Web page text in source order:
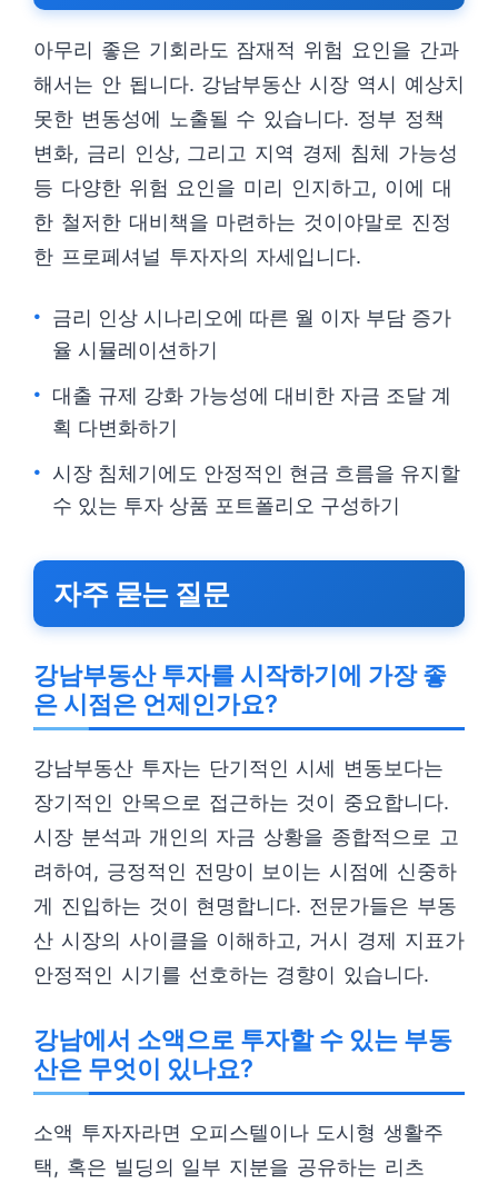
아무리 좋은 기회라도 잠재적 위험 요인을 간과
해서는 안 됩니다. 강남부동산 시장 역시 예상치
못한 변동성에 노출될 수 있습니다. 정부 정책
변화, 금리 인상, 그리고 지역 경제 침체 가능성
등 다양한 위험 요인을 미리 인지하고, 이에 대
한 철저한 대비책을 마련하는 것이야말로 진정
한 프로페셔널 투자자의 자세입니다.
금리 인상 시나리오에 따른 월 이자 부담 증가
율 시뮬레이션하기
대출 규제 강화 가능성에 대비한 자금 조달 계
획 다변화하기
시장 침체기에도 안정적인 현금 흐름을 유지할
수 있는 투자 상품 포트폴리오 구성하기
자주 묻는 질문
강남부동산 투자를 시작하기에 가장 좋
은 시점은 언제인가요?
강남부동산 투자는 단기적인 시세 변동보다는
장기적인 안목으로 접근하는 것이 중요합니다.
시장 분석과 개인의 자금 상황을 종합적으로 고
려하여, 긍정적인 전망이 보이는 시점에 신중하
게 진입하는 것이 현명합니다. 전문가들은 부동
산 시장의 사이클을 이해하고, 거시 경제 지표가
안정적인 시기를 선호하는 경향이 있습니다.
강남에서 소액으로 투자할 수 있는 부동
산은 무엇이 있나요?
소액 투자자라면 오피스텔이나 도시형 생활주
택, 혹은 빌딩의 일부 지분을 공유하는 리츠